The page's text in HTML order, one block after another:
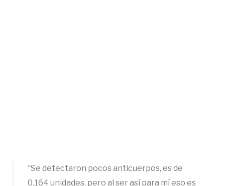
“Se detectaron pocos anticuerpos, es de
0.164 unidades, pero al ser así para mí eso es